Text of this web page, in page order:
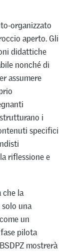
organizzato
aperto. Gli
didattiche
nonché di
assumere
i
specifici
riflessione e
che la
una
un
pilota
mostrerà